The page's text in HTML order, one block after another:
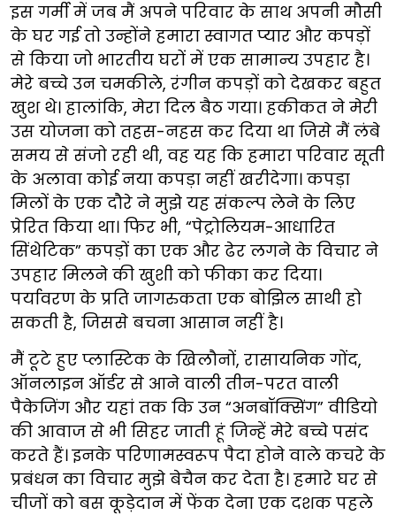
इस गर्मी में जब मैं अपने परिवार के साथ अपनी मौसी
के घर गई तो उन्होंने हमारा स्वागत प्यार और कपड़ों
से किया जो भारतीय घरों में एक सामान्य उपहार है।
मेरे बच्चे उन चमकीले, रंगीन कपड़ों को देखकर बहुत
खुश थे। हालांकि, मेरा दिल बैठ गया। हकीकत ने मेरी
उस योजना को तहस-नहस कर दिया था जिसे मैं लंबे
समय से संजो रही थी, वह यह कि हमारा परिवार सूती
के अलावा कोई नया कपड़ा नहीं खरीदेगा। कपड़ा
मिलों के एक दौरे ने मुझे यह संकल्प लेने के लिए
प्रेरित किया था। फिर भी, “पेट्रोलियम-आधारित
सिंथेटिक” कपड़ों का एक और ढेर लगने के विचार ने
उपहार मिलने की खुशी को फीका कर दिया।
पर्यावरण के प्रति जागरुकता एक बोझिल साथी हो
सकती है, जिससे बचना आसान नहीं है।
मैं टूटे हुए प्लास्टिक के खिलौनों, रासायनिक गोंद,
ऑनलाइन ऑर्डर से आने वाली तीन-परत वाली
पैकेजिंग और यहां तक कि उन “अनबॉक्सिंग” वीडियो
की आवाज से भी सिहर जाती हूं जिन्हें मेरे बच्चे पसंद
करते हैं। इनके परिणामस्वरूप पैदा होने वाले कचरे के
प्रबंधन का विचार मुझे बेचैन कर देता है। हमारे घर से
चीजों को बस कूड़ेदान में फेंक देना एक दशक पहले